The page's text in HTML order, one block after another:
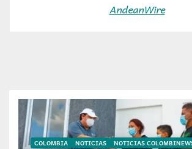
AndeanWire
COLOMBIA NOTICIAS NOTICIAS